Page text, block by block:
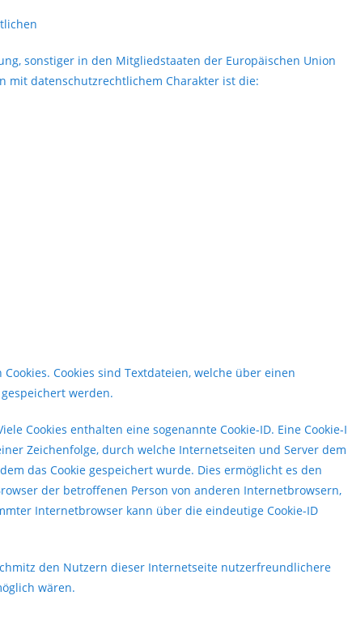
sonstiger in den Mitgliedstaaten der Europäischen Union
mit datenschutzrechtlichem Charakter ist die:
Cookies sind Textdateien, welche über einen
werden.
Cookies enthalten eine sogenannte Cookie-ID. Eine Cookie-
Zeichenfolge, durch welche Internetseiten und Server dem
das Cookie gespeichert wurde. Dies ermöglicht es den
der betroffenen Person von anderen Internetbrowsern,
Internetbrowser kann über die eindeutige Cookie-ID
den Nutzern dieser Internetseite nutzerfreundlichere
wären.